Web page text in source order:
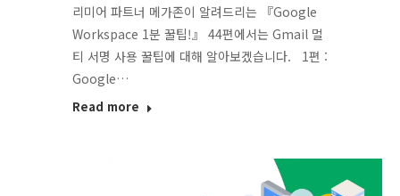
리미어 파트너 메가존이 알려드리는 『Google
Workspace 1분 꿀팁!』 44편에서는 Gmail 멀
티 서명 사용 꿀팁에 대해 알아보겠습니다. 1편 :
Google…
Read more